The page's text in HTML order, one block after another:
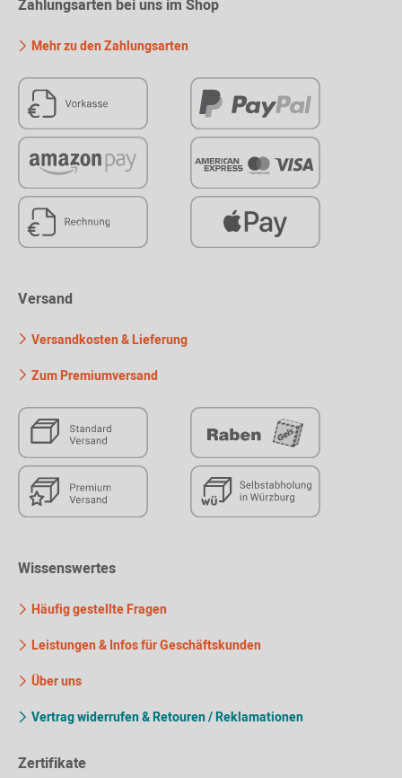
Zahlungsarten bei uns im Shop
Mehr zu den Zahlungsarten
Versand
Versandkosten & Lieferung
Zum Premiumversand
Wissenswertes
Häufig gestellte Fragen
Leistungen & Infos für Geschäftskunden
Über uns
Vertrag widerrufen & Retouren / Reklamationen
Zertifikate